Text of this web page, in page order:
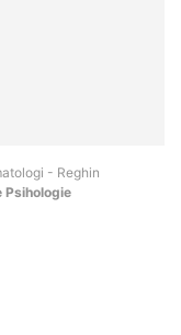
- Reghin
Psihologie